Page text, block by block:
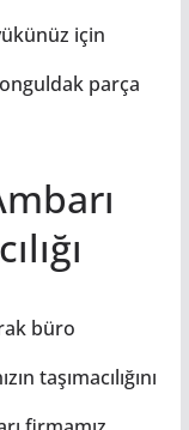
için
parça
büro
taşımacılığını